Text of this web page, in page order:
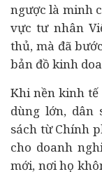
ngược là minh
vực tư nhân
thủ, mà đã
bản đồ kinh
Khi nền kinh
dùng lớn, dân
sách từ Chính
cho doanh
mới, nơi họ